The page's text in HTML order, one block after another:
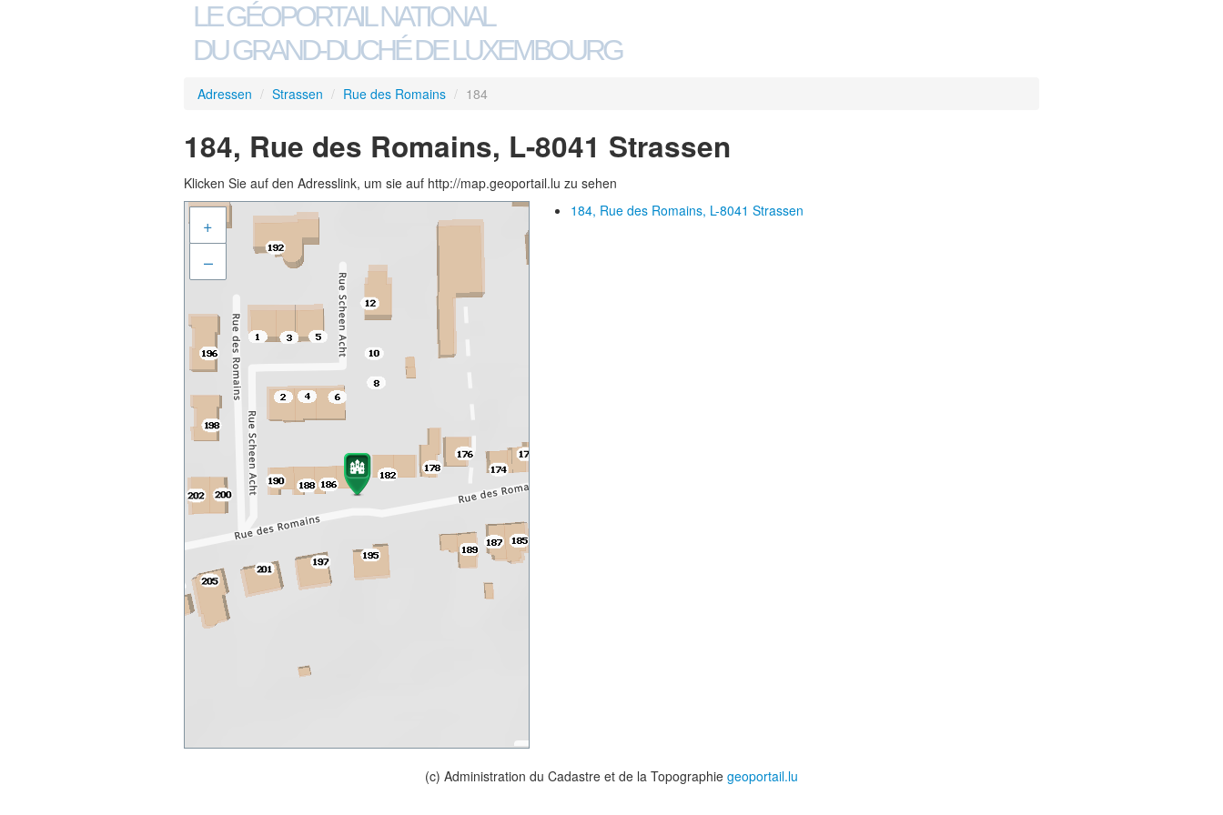
LE GÉOPORTAIL NATIONAL
DU GRAND-DUCHÉ DE LUXEMBOURG
Adressen / Strassen / Rue des Romains / 184
184, Rue des Romains, L-8041 Strassen
Klicken Sie auf den Adresslink, um sie auf http://map.geoportail.lu zu sehen
+
–
184, Rue des Romains, L-8041 Strassen
(c) Administration du Cadastre et de la Topographie geoportail.lu